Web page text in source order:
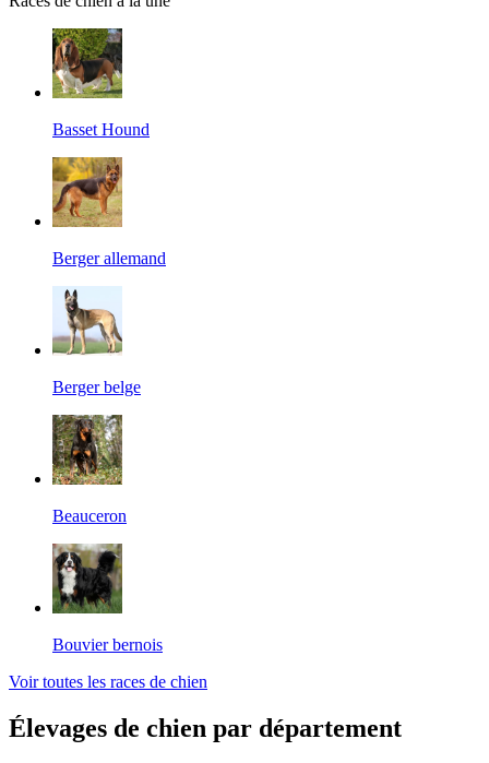
Basset Hound
Berger allemand
Berger belge
Beauceron
Bouvier bernois
Voir toutes les races de chien
Élevages de chien par département